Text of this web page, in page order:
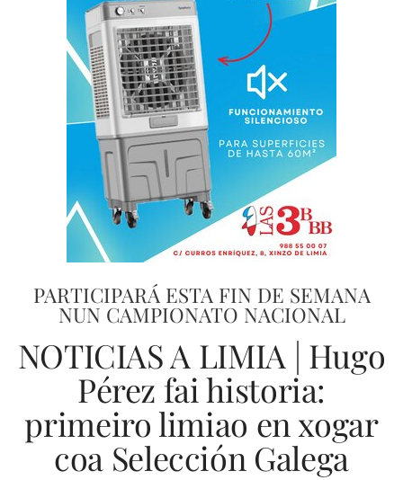
PARTICIPARÁ ESTA FIN DE SEMANA
NUN CAMPIONATO NACIONAL
NOTICIAS A LIMIA | Hugo
Pérez fai historia:
primeiro limiao en xogar
coa Selección Galega